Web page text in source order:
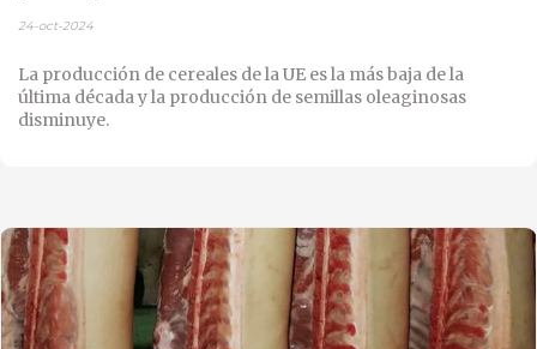
24-oct-2024
La producción de cereales de la UE es la más baja de la
última década y la producción de semillas oleaginosas
disminuye.